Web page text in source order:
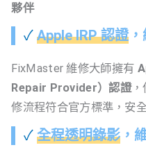
夥伴
✓ Apple IRP 認證，
FixMaster 維修大師擁有
Repair Provider）認證，
修流程符合官方標準，安
✓ 全程透明錄影 ，